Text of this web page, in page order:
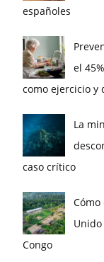
españoles
el
como ejercicio y
La
caso crítico
Congo